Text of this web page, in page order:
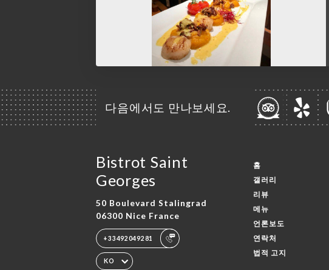
다음에서도 만나보세요.
Bistrot Saint
Georges
50 Boulevard Stalingrad
06300 Nice France
+33492049281
KO
홈
갤러리
리뷰
메뉴
언론보도
연락처
법적 고지